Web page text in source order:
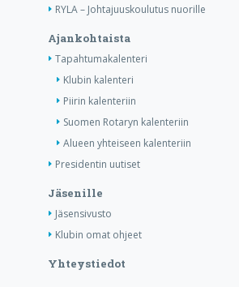
RYLA – Johtajuuskoulutus nuorille
Ajankohtaista
Tapahtumakalenteri
Klubin kalenteri
Piirin kalenteriin
Suomen Rotaryn kalenteriin
Alueen yhteiseen kalenteriin
Presidentin uutiset
Jäsenille
Jäsensivusto
Klubin omat ohjeet
Yhteystiedot